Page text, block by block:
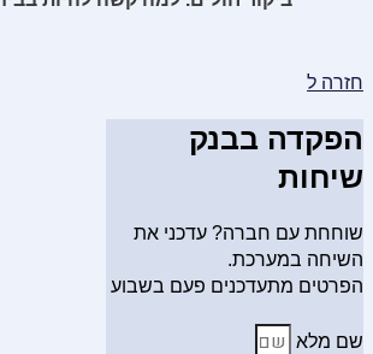
חזרה ל
הפקדה בבנק
שיחות
שוחחת עם חברה? עדכני את
השיחה במערכת.
הפרטים מתעדכנים פעם בשבוע
שם מלא